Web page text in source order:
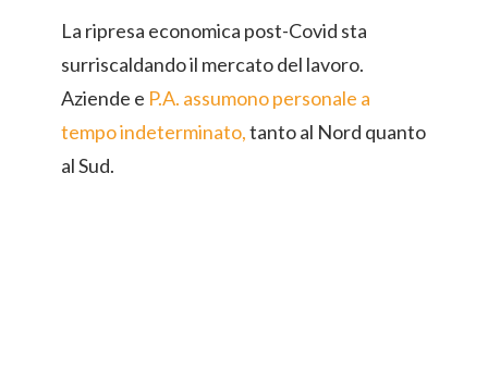
La ripresa economica post-Covid sta
surriscaldando il mercato del lavoro.
Aziende e P.A. assumono personale a
tempo indeterminato,tanto al Nord quanto
al Sud.